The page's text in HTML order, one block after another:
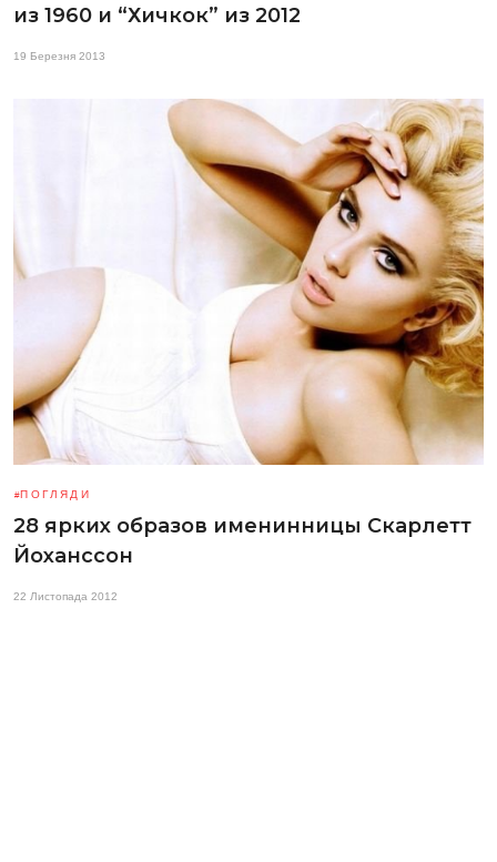
из 1960 и “Хичкок” из 2012
19 Березня 2013
ПОГЛЯДИ
28 ярких образов именинницы Скарлетт
Йоханссон
22 Листопада 2012